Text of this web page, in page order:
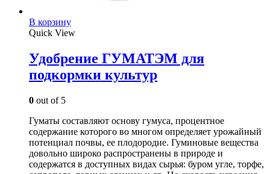
В корзину
Quick View
Удобрение ГУМАТЭМ для
подкормки культур
0 out of 5
Гуматы составляют основу гумуса, процентное
содержание которого во многом определяет урожайный
потенциал почвы, ее плодородие. Гуминовые вещества
довольно широко распространены в природе и
содержатся в доступных видах сырья: буром угле, торфе,